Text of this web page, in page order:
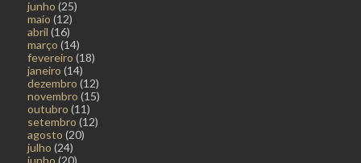
junho (25)
maio (12)
abril (16)
março (14)
fevereiro (18)
janeiro (14)
dezembro (12)
novembro (15)
outubro (11)
setembro (12)
agosto (20)
julho (24)